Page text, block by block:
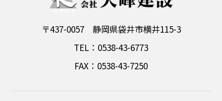
〒437-0057 静岡県袋井市横井115-3
TEL：0538-43-6773
FAX：0538-43-7250